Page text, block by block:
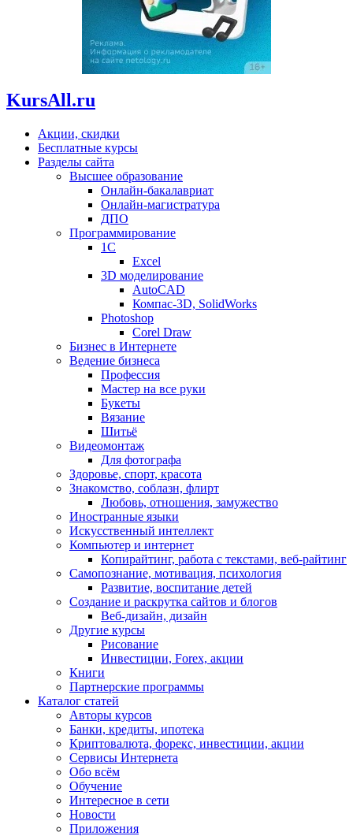
KursAll.ru
Акции, скидки
Бесплатные курсы
Разделы сайта
Высшее образование
Онлайн-бакалавриат
Онлайн-магистратура
ДПО
Программирование
1С
Excel
3D моделирование
AutoCAD
Компас-3D, SolidWorks
Photoshop
Corel Draw
Бизнес в Интернете
Ведение бизнеса
Профессия
Мастер на все руки
Букеты
Вязание
Шитьё
Видеомонтаж
Для фотографа
Здоровье, спорт, красота
Знакомство, соблазн, флирт
Любовь, отношения, замужество
Иностранные языки
Искусственный интеллект
Компьютер и интернет
Копирайтинг, работа с текстами, веб-райтинг
Самопознание, мотивация, психология
Развитие, воспитание детей
Создание и раскрутка сайтов и блогов
Веб-дизайн, дизайн
Другие курсы
Рисование
Инвестиции, Forex, акции
Книги
Партнерские программы
Каталог статей
Авторы курсов
Банки, кредиты, ипотека
Криптовалюта, форекс, инвестиции, акции
Сервисы Интернета
Обо всём
Обучение
Интересное в сети
Новости
Приложения